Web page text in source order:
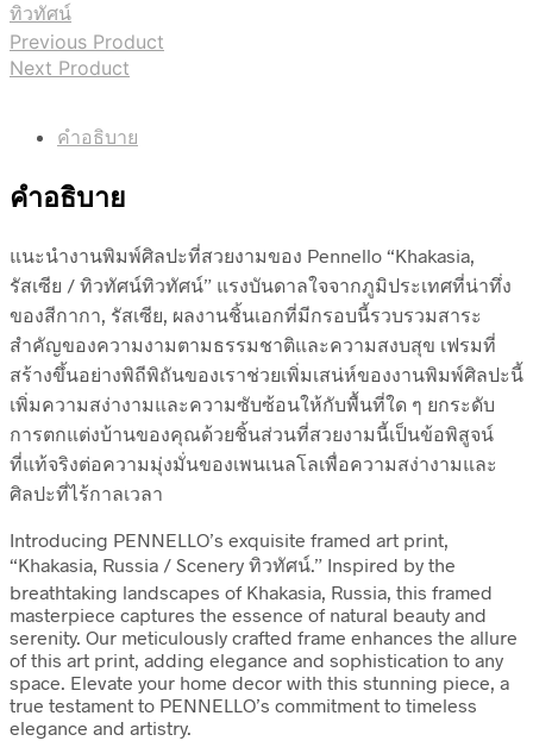
ทิวทัศน์
Previous Product
Next Product
คำอธิบาย
คำอธิบาย
แนะนำงานพิมพ์ศิลปะที่สวยงามของ Pennello “Khakasia,
รัสเซีย / ทิวทัศน์ทิวทัศน์” แรงบันดาลใจจากภูมิประเทศที่น่าทึ่ง
ของสีกากา, รัสเซีย, ผลงานชิ้นเอกที่มีกรอบนี้รวบรวมสาระ
สำคัญของความงามตามธรรมชาติและความสงบสุข เฟรมที่
สร้างขึ้นอย่างพิถีพิถันของเราช่วยเพิ่มเสน่ห์ของงานพิมพ์ศิลปะนี้
เพิ่มความสง่างามและความซับซ้อนให้กับพื้นที่ใด ๆ ยกระดับ
การตกแต่งบ้านของคุณด้วยชิ้นส่วนที่สวยงามนี้เป็นข้อพิสูจน์
ที่แท้จริงต่อความมุ่งมั่นของเพนเนลโลเพื่อความสง่างามและ
ศิลปะที่ไร้กาลเวลา
Introducing PENNELLO’s exquisite framed art print,
“Khakasia, Russia / Scenery ทิวทัศน์.” Inspired by the
breathtaking landscapes of Khakasia, Russia, this framed
masterpiece captures the essence of natural beauty and
serenity. Our meticulously crafted frame enhances the allure
of this art print, adding elegance and sophistication to any
space. Elevate your home decor with this stunning piece, a
true testament to PENNELLO’s commitment to timeless
elegance and artistry.